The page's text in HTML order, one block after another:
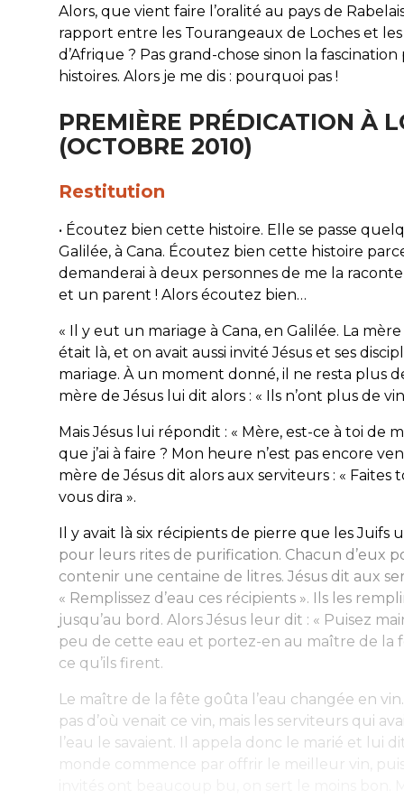
Alors, que vient faire l’oralité au pays de
rapport entre les Tourangeaux de Loches et
d’Afrique ? Pas grand-chose sinon la
histoires. Alors je me dis : pourquoi pas !
PREMIÈRE PRÉDICATION À
(OCTOBRE 2010)
Restitution
• Écoutez bien cette histoire. Elle se passe
Galilée, à Cana. Écoutez bien cette histoire
demanderai à deux personnes de me la
et un parent ! Alors écoutez bien…
« Il y eut un mariage à Cana, en Galilée. La
était là, et on avait aussi invité Jésus et ses
mariage. À un moment donné, il ne resta plus
mère de Jésus lui dit alors : « Ils n’ont plus de
Mais Jésus lui répondit : « Mère, est-ce à toi de
que j’ai à faire ? Mon heure n’est pas encore
mère de Jésus dit alors aux serviteurs : « Faites
vous dira ».
Il y avait là six récipients de pierre que les Juifs
pour leurs rites de purification. Chacun d’eux
contenir une centaine de litres. Jésus dit aux
« Remplissez d’eau ces récipients ». Ils les
jusqu’au bord. Alors Jésus leur dit : « Puisez
peu de cette eau et portez-en au maître de la
ce qu’ils firent.
Le maître de la fête goûta l’eau changée en
pas d’où venait ce vin, mais les serviteurs qui
l’eau le savaient. Il appela donc le marié et lui
monde commence par offrir le meilleur vin,